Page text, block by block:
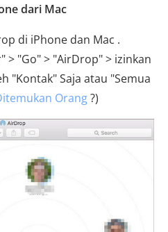
dari Mac
di iPhone dan Mac .
> "Go" > "AirDrop" > izinkan
"Kontak" Saja atau "Semua
Orang?)